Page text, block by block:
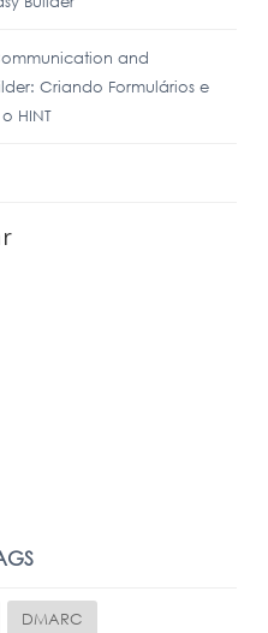
and
Criando Formulários e
HINT
DMARC